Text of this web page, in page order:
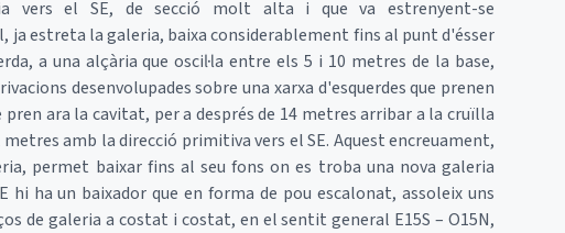
vers el SE, de secció molt alta i que va estrenyent-se
ja estreta la galeria, baixa considerablement fins al punt d'ésser
a una alçària que oscil·la entre els 5 i 10 metres de la base,
desenvolupades sobre una xarxa d'esquerdes que prenen
pren ara la cavitat, per a després de 14 metres arribar a la cruïlla
amb la direcció primitiva vers el SE. Aquest encreuament,
permet baixar fins al seu fons on es troba una nova galeria
ha un baixador que en forma de pou escalonat, assoleix uns
de galeria a costat i costat, en el sentit general E15S – O15N,